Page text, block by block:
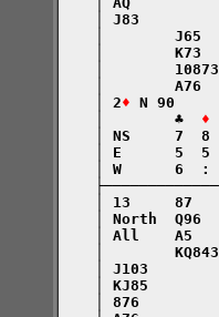
│ J83
│        J65
│        K73
│
│        A76
    │ 2
♦ N 90
    │        ♣
♦
│ NS     7  8
│ E      5  5
│ W      6  :
│ 13     87
│ North  Q96
│ All    A5
│
│ J103
│ KJ85
│ 876